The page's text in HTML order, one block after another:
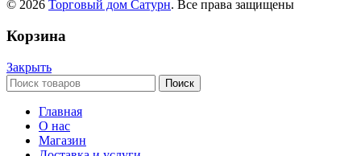
© 2026 Торговый дом Сатурн. Все права защищены
Корзина
Закрыть
Поиск
Главная
О нас
Магазин